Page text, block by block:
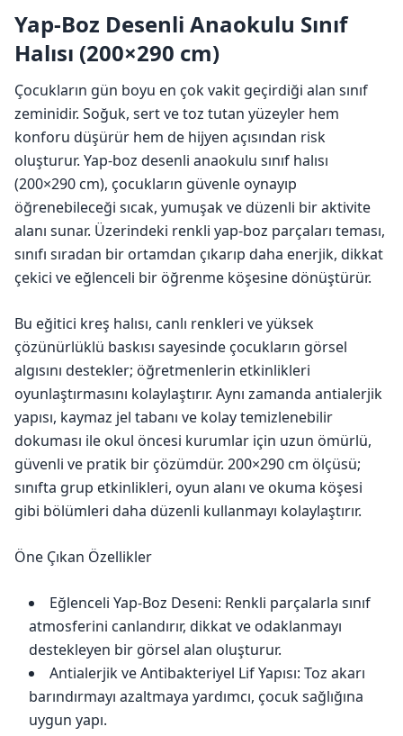
Yap-Boz Desenli Anaokulu Sınıf
Halısı (200×290 cm)
Çocukların gün boyu en çok vakit geçirdiği alan sınıf
zeminidir. Soğuk, sert ve toz tutan yüzeyler hem
konforu düşürür hem de hijyen açısından risk
oluşturur. Yap-boz desenli anaokulu sınıf halısı
(200×290 cm), çocukların güvenle oynayıp
öğrenebileceği sıcak, yumuşak ve düzenli bir aktivite
alanı sunar. Üzerindeki renkli yap-boz parçaları teması,
sınıfı sıradan bir ortamdan çıkarıp daha enerjik, dikkat
çekici ve eğlenceli bir öğrenme köşesine dönüştürür.
Bu eğitici kreş halısı, canlı renkleri ve yüksek
çözünürlüklü baskısı sayesinde çocukların görsel
algısını destekler; öğretmenlerin etkinlikleri
oyunlaştırmasını kolaylaştırır. Aynı zamanda antialerjik
yapısı, kaymaz jel tabanı ve kolay temizlenebilir
dokuması ile okul öncesi kurumlar için uzun ömürlü,
güvenli ve pratik bir çözümdür. 200×290 cm ölçüsü;
sınıfta grup etkinlikleri, oyun alanı ve okuma köşesi
gibi bölümleri daha düzenli kullanmayı kolaylaştırır.
Öne Çıkan Özellikler
Eğlenceli Yap-Boz Deseni: Renkli parçalarla sınıf
atmosferini canlandırır, dikkat ve odaklanmayı
destekleyen bir görsel alan oluşturur.
Antialerjik ve Antibakteriyel Lif Yapısı: Toz akarı
barındırmayı azaltmaya yardımcı, çocuk sağlığına
uygun yapı.